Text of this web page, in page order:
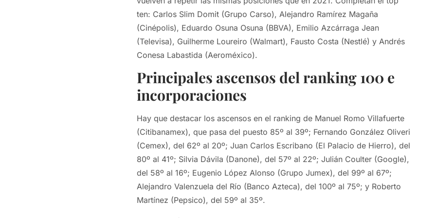
ten: Carlos Slim Domit (Grupo Carso), Alejandro Ramírez Magaña
(Cinépolis), Eduardo Osuna Osuna (BBVA), Emilio Azcárraga Jean
(Televisa), Guilherme Loureiro (Walmart), Fausto Costa (Nestlé) y Andrés
Conesa Labastida (Aeroméxico).
Principales ascensos del ranking 100 e
incorporaciones
Hay que destacar los ascensos en el ranking de Manuel Romo Villafuerte
(Citibanamex), que pasa del puesto 85º al 39º; Fernando González Oliveri
(Cemex), del 62º al 20º; Juan Carlos Escribano (El Palacio de Hierro), del
80º al 41º; Silvia Dávila (Danone), del 57º al 22º; Julián Coulter (Google),
del 58º al 16º; Eugenio López Alonso (Grupo Jumex), del 99º al 67º;
Alejandro Valenzuela del Río (Banco Azteca), del 100º al 75º; y Roberto
Martínez (Pepsico), del 59º al 35º.